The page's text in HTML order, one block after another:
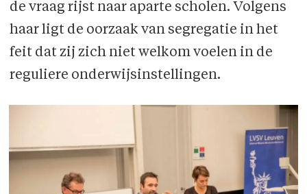
de vraag rijst naar aparte scholen. Volgens
haar ligt de oorzaak van segregatie in het
feit dat zij zich niet welkom voelen in de
reguliere onderwijsinstellingen.